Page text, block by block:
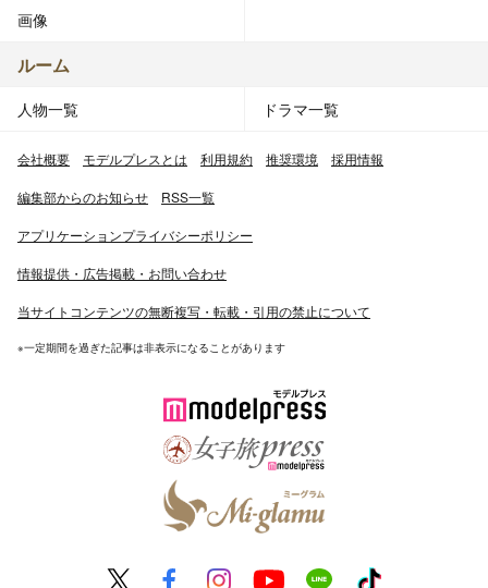
画像
ルーム
人物一覧 ドラマ一覧
会社概要 モデルプレスとは 利用規約 推奨環境 採用情報
編集部からのお知らせ RSS一覧
アプリケーションプライバシーポリシー
情報提供・広告掲載・お問い合わせ
当サイトコンテンツの無断複写・転載・引用の禁止について
※一定期間を過ぎた記事は非表示になることがあります